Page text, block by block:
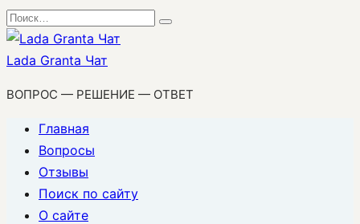
Перейти
к
содержанию
Search
for:
Lada Granta Чат
ВОПРОС — РЕШЕНИЕ — ОТВЕТ
Главная
Вопросы
Отзывы
Поиск по сайту
О сайте